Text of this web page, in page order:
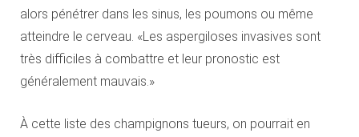
alors pénétrer dans les sinus, les poumons ou même
atteindre le cerveau. «Les aspergiloses invasives sont
très difficiles à combattre et leur pronostic est
généralement mauvais.»
À cette liste des champignons tueurs, on pourrait en